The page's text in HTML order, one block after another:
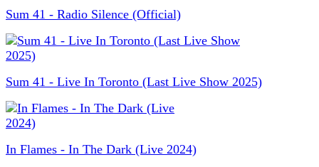
Sum 41 - Radio Silence (Official)
Sum 41 - Live In Toronto (Last Live Show 2025)
In Flames - In The Dark (Live 2024)